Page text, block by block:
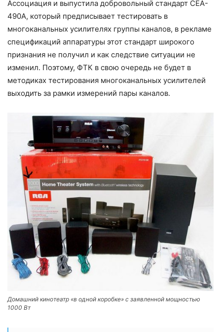
Ассоциация и выпустила добровольный стандарт CEA-
490A, который предписывает тестировать в
многоканальных усилителях группы каналов, в рекламе
спецификаций аппаратуры этот стандарт широкого
признания не получил и как следствие ситуации не
изменил. Поэтому, ФТК в свою очередь не будет в
методиках тестирования многоканальных усилителей
выходить за рамки измерений пары каналов.
Домашний кинотеатр «в одной коробке» с заявленной мощностью
1000 Вт